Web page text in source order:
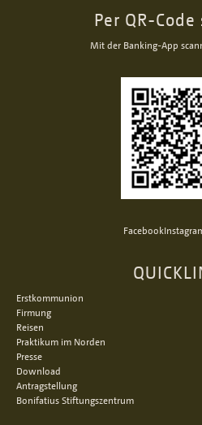
Per QR-
Mit der Banking-App
Facebook
Erstkommunion
Firmung
Reisen
Praktikum im Norden
Presse
Download
Antragstellung
Bonifatius Stiftungszentrum